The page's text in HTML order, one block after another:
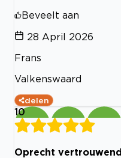
Beveelt aan
28 April 2026
Frans
Valkenswaard
delen
10
Oprecht